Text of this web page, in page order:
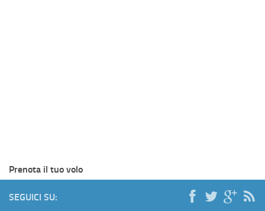
Prenota il tuo volo
SEGUICI SU: